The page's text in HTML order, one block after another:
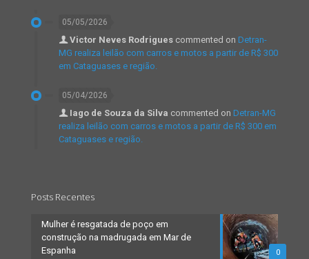
05/05/2026
Victor Neves Rodrigues commented on Detran-
MG realiza leilão com carros e motos a partir de R$ 300
em Cataguases e região.
05/04/2026
Iago de Souza da Silva commented on Detran-MG
realiza leilão com carros e motos a partir de R$ 300 em
Cataguases e região.
Posts Recentes
0
Mulher é resgatada de poço em
construção na madrugada em Mar de
Espanha